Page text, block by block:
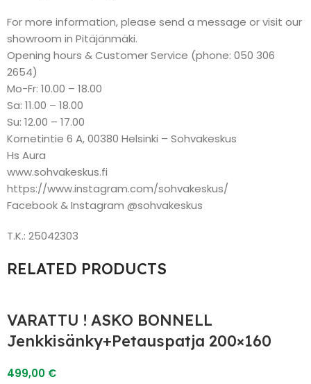
For more information, please send a message or visit our
showroom in Pitäjänmäki.
Opening hours & Customer Service (phone: 050 306
2654)
Mo-Fr: 10.00 – 18.00
Sa: 11.00 – 18.00
Su: 12.00 – 17.00
Kornetintie 6 A, 00380 Helsinki – Sohvakeskus
Hs Aura
www.sohvakeskus.fi
https://www.instagram.com/sohvakeskus/
Facebook & Instagram @sohvakeskus
T.K.: 25042303
RELATED PRODUCTS
VARATTU ! ASKO BONNELL
Jenkkisänky+Petauspatja 200×160
499,00 €